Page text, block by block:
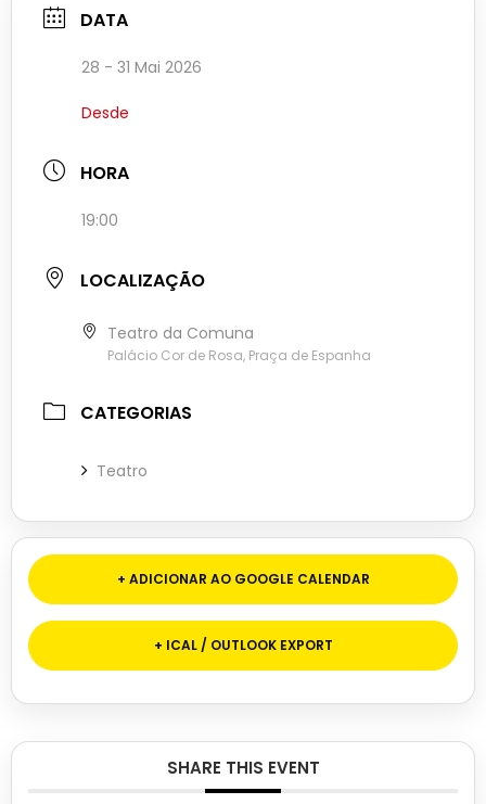
DATA
28 - 31 Mai 2026
Desde
HORA
19:00
LOCALIZAÇÃO
Teatro da Comuna
Palácio Cor de Rosa, Praça de Espanha
CATEGORIAS
Teatro
+ ADICIONAR AO GOOGLE CALENDAR
+ ICAL / OUTLOOK EXPORT
SHARE THIS EVENT